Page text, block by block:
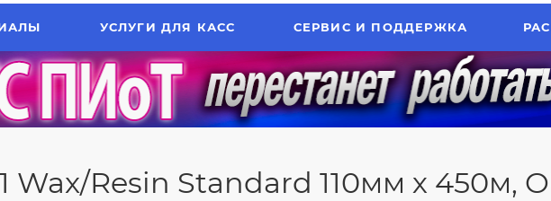
УСЛУГИ ДЛЯ КАСС СЕРВИС И ПОДДЕРЖКА
Wax/Resin Standard 110мм х 450м,